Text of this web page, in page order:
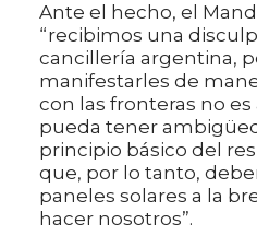
Ante el hecho, el
“recibimos una
cancillería argentina,
manifestarles de
con las fronteras no
pueda tener
principio básico del
que, por lo tanto,
paneles solares a la
hacer nosotros”.